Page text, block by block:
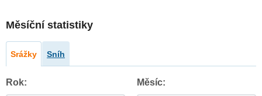
Měsíční statistiky
Srážky Sníh
Rok: Měsíc: